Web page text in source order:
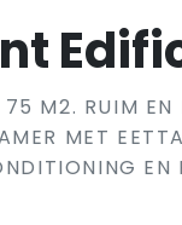
M2. RUIM
MET
EN